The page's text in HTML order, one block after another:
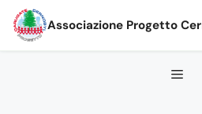
Associazione Progetto